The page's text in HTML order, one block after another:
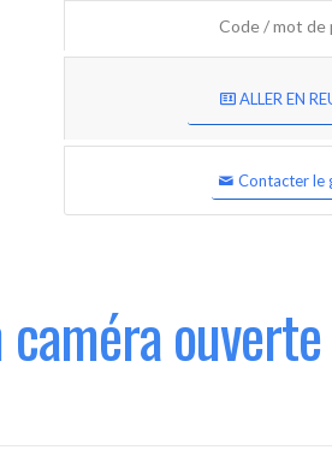
Code / mot de
ALLER EN
Contacter le
ouverte